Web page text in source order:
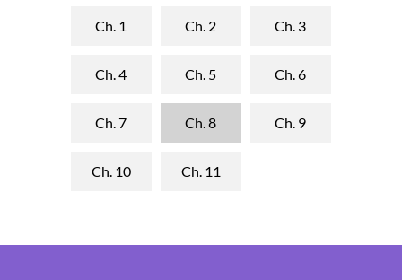
Ch. 1 Ch. 2 Ch. 3
Ch. 4 Ch. 5 Ch. 6
Ch. 7 Ch. 8 Ch. 9
Ch. 10 Ch. 11